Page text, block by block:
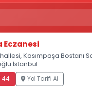
Eczanesi
Kasımpaşa Bostanı
İstanbul
44 Yol Tarifi Al